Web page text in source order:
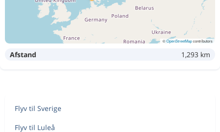
©OpenStreetMapcontributors
Afstand 1,293 km
Flyv til Sverige
Flyv til Luleå